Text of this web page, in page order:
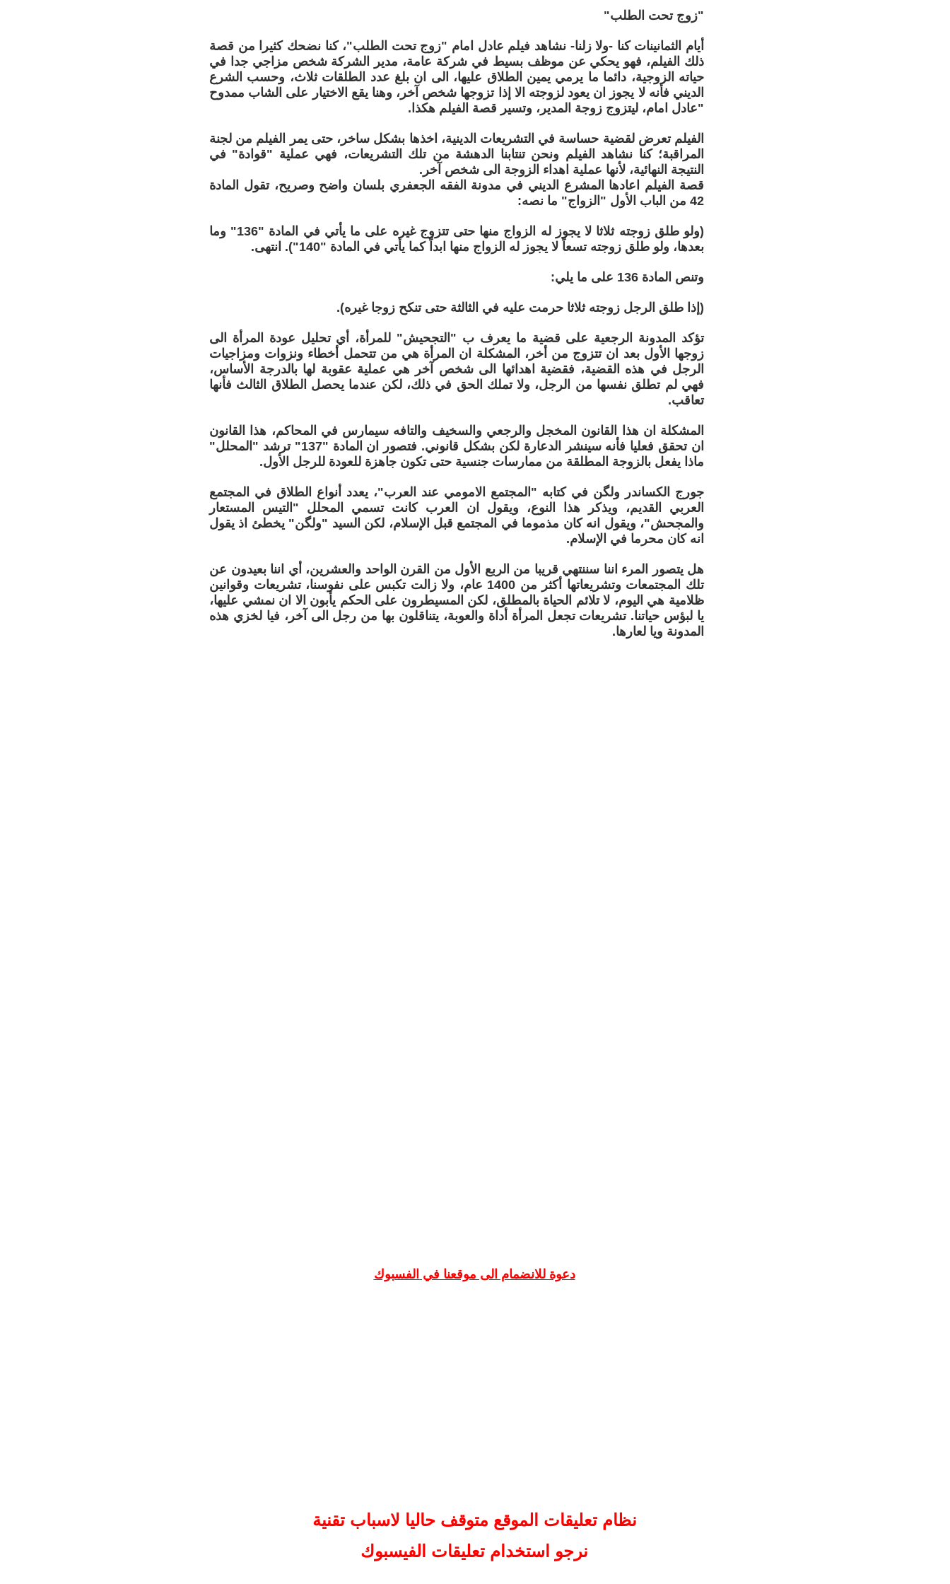
"زوج تحت الطلب"
أيام الثمانينات كنا -ولا زلنا- نشاهد فيلم عادل امام "زوج تحت الطلب"، كنا نضحك كثيرا من قصة
ذلك الفيلم، فهو يحكي عن موظف بسيط في شركة عامة، مدير الشركة شخص مزاجي جدا في
حياته الزوجية، دائما ما يرمي يمين الطلاق عليها، الى ان بلغ عدد الطلقات ثلاث، وحسب الشرع
الديني فأنه لا يجوز ان يعود لزوجته الا إذا تزوجها شخص آخر، وهنا يقع الاختيار على الشاب ممدوح
"عادل امام، ليتزوج زوجة المدير، وتسير قصة الفيلم هكذا.
الفيلم تعرض لقضية حساسة في التشريعات الدينية، اخذها بشكل ساخر، حتى يمر الفيلم من لجنة
المراقبة؛ كنا نشاهد الفيلم ونحن تنتابنا الدهشة من تلك التشريعات، فهي عملية "قوادة" في
النتيجة النهائية، لأنها عملية اهداء الزوجة الى شخص آخر.
قصة الفيلم اعادها المشرع الديني في مدونة الفقه الجعفري بلسان واضح وصريح، تقول المادة
42 من الباب الأول "الزواج" ما نصه:
(ولو طلق زوجته ثلاثا لا يجوز له الزواج منها حتى تتزوج غيره على ما يأتي في المادة "136" وما
بعدها، ولو طلق زوجته تسعاً لا يجوز له الزواج منها ابداً كما يأتي في المادة "140"). انتهى.
وتنص المادة 136 على ما يلي:
(إذا طلق الرجل زوجته ثلاثا حرمت عليه في الثالثة حتى تنكح زوجا غيره).
تؤكد المدونة الرجعية على قضية ما يعرف ب "التجحيش" للمرأة، أي تحليل عودة المرأة الى
زوجها الأول بعد ان تتزوج من أخر، المشكلة ان المرأة هي من تتحمل أخطاء ونزوات ومزاجيات
الرجل في هذه القضية، فقضية اهدائها الى شخص آخر هي عملية عقوبة لها بالدرجة الأساس،
فهي لم تطلق نفسها من الرجل، ولا تملك الحق في ذلك، لكن عندما يحصل الطلاق الثالث فأنها
تعاقب.
المشكلة ان هذا القانون المخجل والرجعي والسخيف والتافه سيمارس في المحاكم، هذا القانون
ان تحقق فعليا فأنه سينشر الدعارة لكن بشكل قانوني. فتصور ان المادة "137" ترشد "المحلل"
ماذا يفعل بالزوجة المطلقة من ممارسات جنسية حتى تكون جاهزة للعودة للرجل الأول.
جورج الكساندر ولگن في كتابه "المجتمع الامومي عند العرب"، يعدد أنواع الطلاق في المجتمع
العربي القديم، ويذكر هذا النوع، ويقول ان العرب كانت تسمي المحلل "التيس المستعار
والمجحش"، ويقول انه كان مذموما في المجتمع قبل الإسلام، لكن السيد "ولگن" يخطئ اذ يقول
انه كان محرما في الإسلام.
هل يتصور المرء اننا سننتهي قريبا من الربع الأول من القرن الواحد والعشرين، أي اننا بعيدون عن
تلك المجتمعات وتشريعاتها أكثر من 1400 عام، ولا زالت تكبس على نفوسنا، تشريعات وقوانين
ظلامية هي اليوم، لا تلائم الحياة بالمطلق، لكن المسيطرون على الحكم يأبون الا ان نمشي عليها،
يا لبؤس حياتنا. تشريعات تجعل المرأة أداة والعوبة، يتناقلون بها من رجل الى آخر، فيا لخزي هذه
المدونة ويا لعارها.
دعوة للانضمام الى موقعنا في الفسبوك
نظام تعليقات الموقع متوقف حاليا لاسباب تقنية
نرجو استخدام تعليقات الفيسبوك